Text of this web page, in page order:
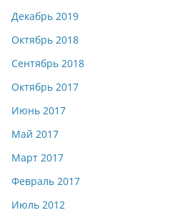
Декабрь 2019
Октябрь 2018
Сентябрь 2018
Октябрь 2017
Июнь 2017
Май 2017
Март 2017
Февраль 2017
Июль 2012